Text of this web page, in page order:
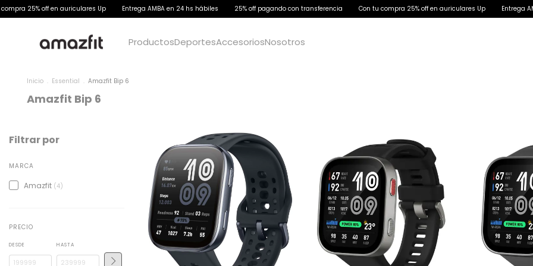
25% off en auriculares Up Entrega AMBA en 24 hs hábiles 25% off pagando con transferencia Con tu compra 25% off en auriculares Up Entrega AMBA
ProductosDeportesAccesoriosNosotros
Inicio . Essential . Amazfit Bip 6
Amazfit Bip 6
Filtrar por
MARCA
Amazfit (4)
PRECIO
DESDE HASTA